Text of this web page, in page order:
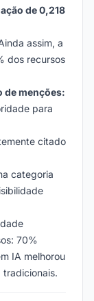
de 0,218
assim, a
dos recursos
de menções:
para
citado
categoria
70%
IA melhorou
tradicionais.